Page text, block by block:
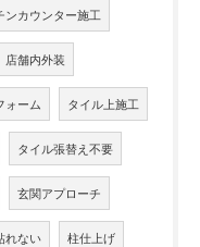
ンカウンター施工
店舗内外装
ォーム タイル上施工
タイル張替え不要
玄関アプローチ
れない 柱仕上げ